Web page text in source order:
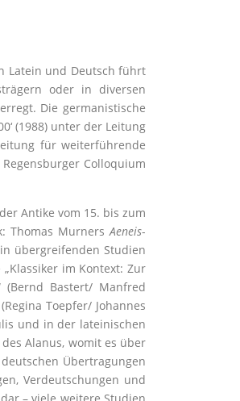
Latein und Deutsch führt
oder in diversen
Die germanistische
(1988) unter der Leitung
für weiterführende
Colloquium
Antike vom 15. bis zum
Thomas MurnersAeneis-
übergreifenden Studien
im Kontext: Zur
(Bernd Bastert/ Manfred
Toepfer/ Johannes
und in der lateinischen
Alanus, womit es über
Übertragungen
Verdeutschungen und